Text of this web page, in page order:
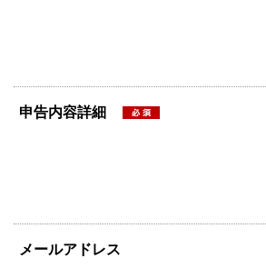
申告内容詳細
メールアドレス